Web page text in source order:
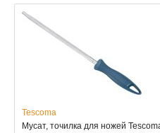
Tescoma
Мусат, точилка для ножей